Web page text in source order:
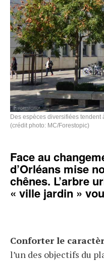
Des espèces diversifiées tendent
(crédit photo: MC/Forestopic)
Face au
d’Orléans mise
chênes. L’arbre
« ville jardin »
Conforter le
l’un des objectifs du